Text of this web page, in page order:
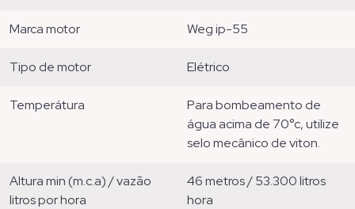
marca motor weg ip-55
tipo de motor elétrico
temperátura
para bombeamento de
água acima de 70°c, utilize
selo mecânico de viton.
altura min (m.c.a) / vazão
litros por hora
46 metros / 53.300 litros
hora